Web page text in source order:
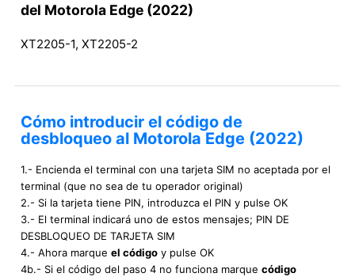
del Motorola Edge (2022)
XT2205-1, XT2205-2
Cómo introducir el código de
desbloqueo al Motorola Edge (2022)
1.- Encienda el terminal con una tarjeta SIM no aceptada por el
terminal (que no sea de tu operador original)
2.- Si la tarjeta tiene PIN, introduzca el PIN y pulse OK
3.- El terminal indicará uno de estos mensajes; PIN DE
DESBLOQUEO DE TARJETA SIM
4.- Ahora marque el código y pulse OK
4b.- Si el código del paso 4 no funciona marque código